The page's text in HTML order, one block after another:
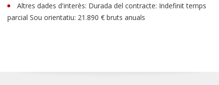
Altres dades d'interès: Durada del contracte: Indefinit temps
parcial Sou orientatiu: 21.890 € bruts anuals